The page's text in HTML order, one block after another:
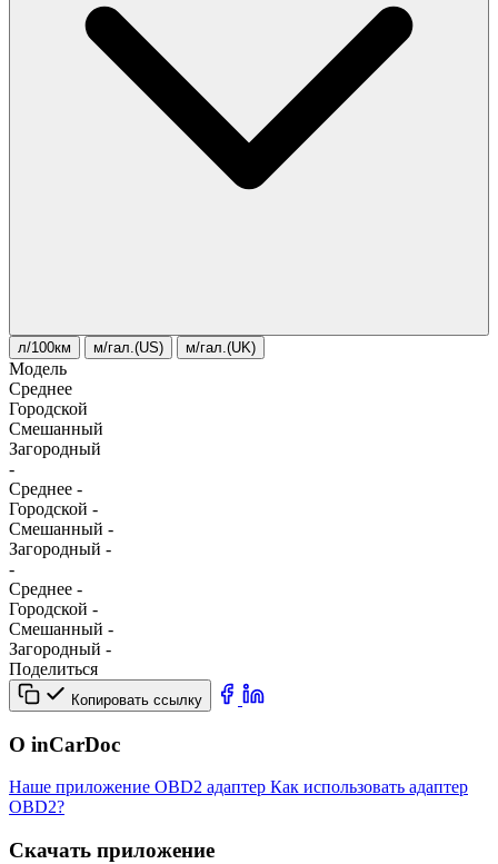
л/100км м/гал.(US) м/гал.(UK)
Модель
Среднее
Городской
Смешанный
Загородный
-
Среднее -
Городской -
Смешанный -
Загородный -
-
Среднее -
Городской -
Смешанный -
Загородный -
Поделиться
Копировать ссылку
О inCarDoc
Наше приложение OBD2 адаптер Как использовать адаптер
OBD2?
Скачать приложение